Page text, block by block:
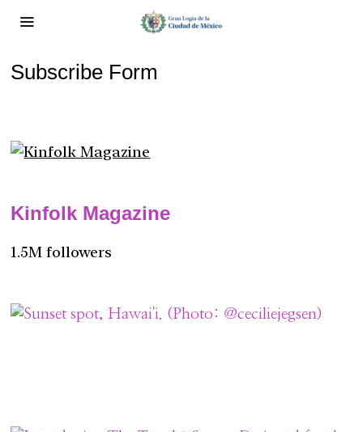
Subscribe Form
Kinfolk Magazine
1.5M followers